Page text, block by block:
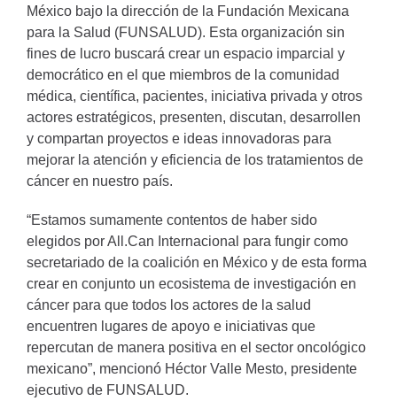
México bajo la dirección de la Fundación Mexicana
para la Salud (FUNSALUD). Esta organización sin
fines de lucro buscará crear un espacio imparcial y
democrático en el que miembros de la comunidad
médica, científica, pacientes, iniciativa privada y otros
actores estratégicos, presenten, discutan, desarrollen
y compartan proyectos e ideas innovadoras para
mejorar la atención y eficiencia de los tratamientos de
cáncer en nuestro país.
“Estamos sumamente contentos de haber sido
elegidos por All.Can Internacional para fungir como
secretariado de la coalición en México y de esta forma
crear en conjunto un ecosistema de investigación en
cáncer para que todos los actores de la salud
encuentren lugares de apoyo e iniciativas que
repercutan de manera positiva en el sector oncológico
mexicano”, mencionó Héctor Valle Mesto, presidente
ejecutivo de FUNSALUD.